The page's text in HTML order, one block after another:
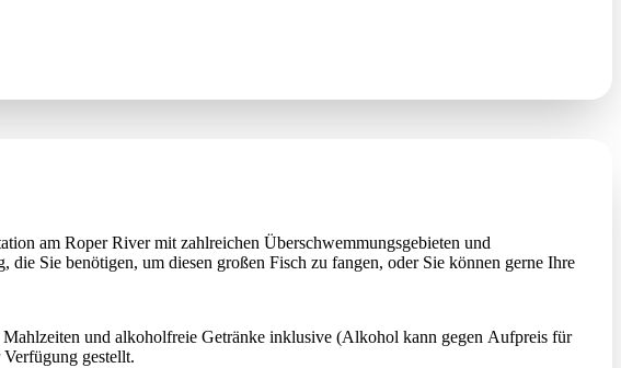
am Roper River mit zahlreichen Überschwemmungsgebieten und
Sie benötigen, um diesen großen Fisch zu fangen, oder Sie können gerne Ihre
und alkoholfreie Getränke inklusive (Alkohol kann gegen Aufpreis für
gestellt.